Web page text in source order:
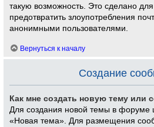
такую возможность. Это сделано для
предотвратить злоупотребления
анонимными пользователями.
Вернуться к началу
Создание
Как мне создать новую тему или
Для создания новой темы в форуме
«Новая тема». Для размещения